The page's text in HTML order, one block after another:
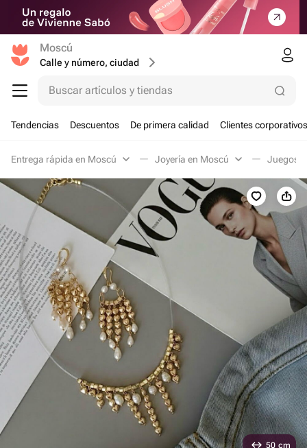
Moscú
Calle y número, ciudad
Buscar artículos y tiendas
Tendencias Descuentos De primera calidad Clientes corporativos
Entrega rápida en Moscú Joyería en Moscú Juegos
50 cm